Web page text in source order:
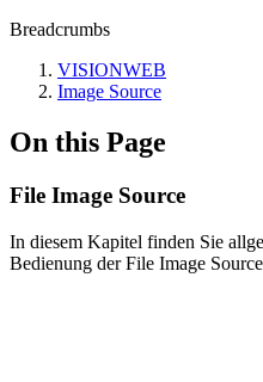
Breadcrumbs
VISIONWEB
Image Source
On this Page
File Image Source
In diesem Kapitel finden Sie
Bedienung der File Image